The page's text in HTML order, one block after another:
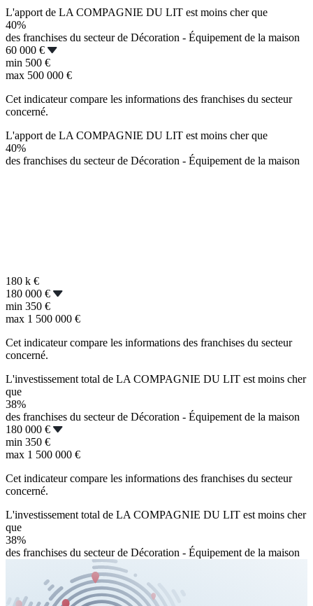
L'apport de LA COMPAGNIE DU LIT est moins cher que
40%
des franchises du secteur de Décoration - Équipement de la maison
60 000 €
min 500 €
max 500 000 €
Cet indicateur compare les informations des franchises du secteur
concerné.
L'apport de LA COMPAGNIE DU LIT est moins cher que
40%
des franchises du secteur de Décoration - Équipement de la maison
180 k €
180 000 €
min 350 €
max 1 500 000 €
Cet indicateur compare les informations des franchises du secteur
concerné.
L'investissement total de LA COMPAGNIE DU LIT est moins cher
que
38%
des franchises du secteur de Décoration - Équipement de la maison
180 000 €
min 350 €
max 1 500 000 €
Cet indicateur compare les informations des franchises du secteur
concerné.
L'investissement total de LA COMPAGNIE DU LIT est moins cher
que
38%
des franchises du secteur de Décoration - Équipement de la maison